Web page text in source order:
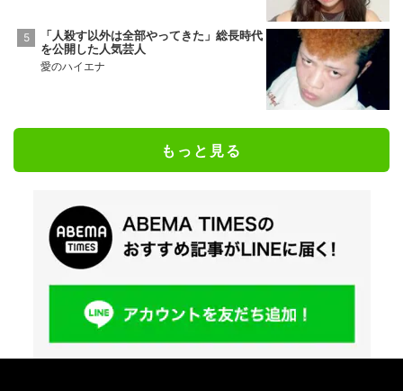
「人殺す以外は全部やってきた」総長時代
を公開した人気芸人
愛のハイエナ
もっと見る